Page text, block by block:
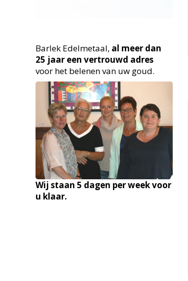
Barlek Edelmetaal, al meer dan
25 jaar een vertrouwd adres
voor het belenen van uw goud.
Wij staan 5 dagen per week voor
u klaar.